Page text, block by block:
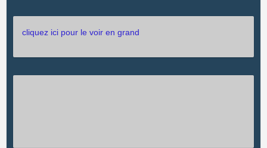
cliquez ici pour le voir en grand